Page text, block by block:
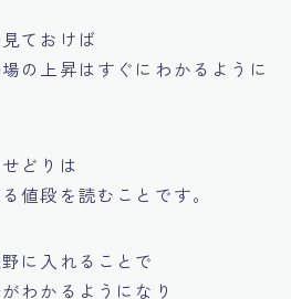
ておけば
の上昇はすぐにわかるように
どりは
値段を読むことです。
に入れることで
わかるようになり